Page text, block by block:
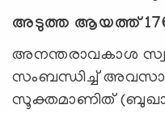
അടുത്ത ആയത്ത്
അനന്തരാവകാശ
സംബന്ധിച്ച്
സൂക്തമാണിത്